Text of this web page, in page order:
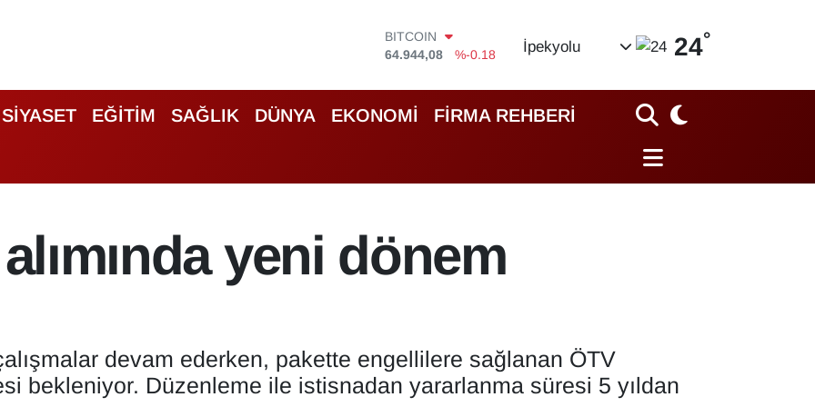
DOLAR
47,7436
%0.18
55,2510
%0.32
STERLİN
64,4811
%0.38
BİST100
64.944,08
İpekyolu 24°
SİYASET EĞİTİM SAĞLIK DÜNYA EKONOMİ FİRMA REHBERİ
yeni dönem
devam ederken, pakette engellilere sağlanan ÖTV
bekleniyor. Düzenleme ile istisnadan yararlanma süresi 5 yıldan